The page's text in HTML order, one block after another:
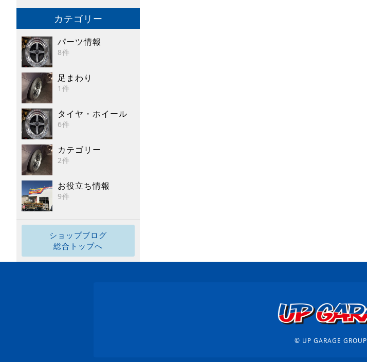
カテゴリー
パーツ情報
8件
足まわり
1件
タイヤ・ホイール
6件
カテゴリー
2件
お役立ち情報
9件
ショップブログ
総合トップへ
© UP GARAGE